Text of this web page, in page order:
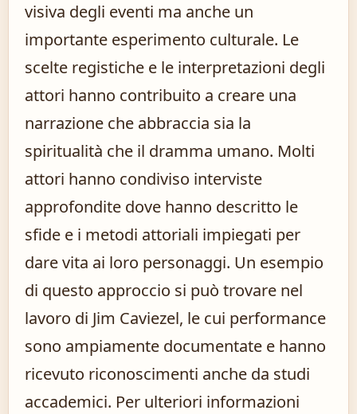
visiva degli eventi ma anche un
importante esperimento culturale. Le
scelte registiche e le interpretazioni degli
attori hanno contribuito a creare una
narrazione che abbraccia sia la
spiritualità che il dramma umano. Molti
attori hanno condiviso interviste
approfondite dove hanno descritto le
sfide e i metodi attoriali impiegati per
dare vita ai loro personaggi. Un esempio
di questo approccio si può trovare nel
lavoro di Jim Caviezel, le cui performance
sono ampiamente documentate e hanno
ricevuto riconoscimenti anche da studi
accademici. Per ulteriori informazioni